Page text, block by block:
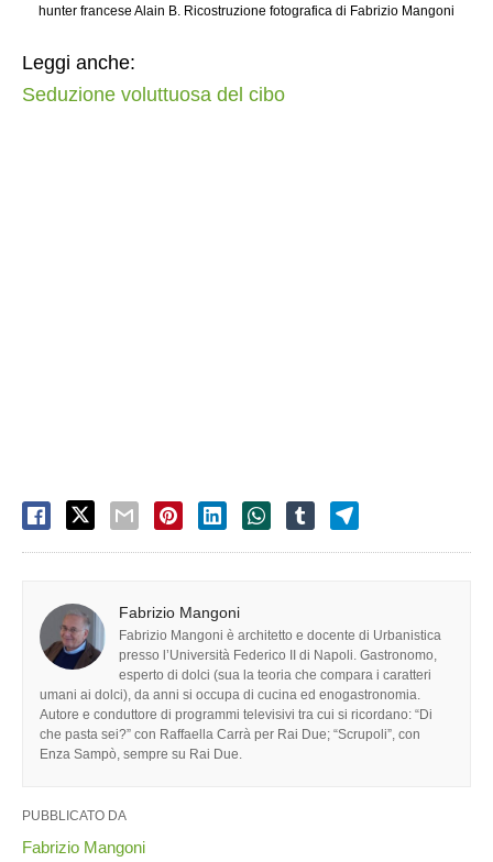
hunter francese Alain B. Ricostruzione fotografica di Fabrizio Mangoni
Leggi anche:
Seduzione voluttuosa del cibo
Fabrizio Mangoni
Fabrizio Mangoni è architetto e docente di Urbanistica
presso l’Università Federico II di Napoli. Gastronomo,
esperto di dolci (sua la teoria che compara i caratteri
umani ai dolci), da anni si occupa di cucina ed enogastronomia.
Autore e conduttore di programmi televisivi tra cui si ricordano: “Di
che pasta sei?” con Raffaella Carrà per Rai Due; “Scrupoli”, con
Enza Sampò, sempre su Rai Due.
PUBBLICATO DA
Fabrizio Mangoni